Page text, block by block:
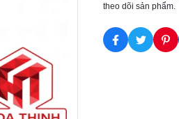
theo dõi sản phẩm.